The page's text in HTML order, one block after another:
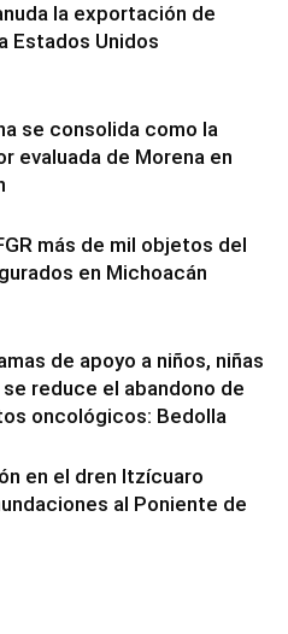
la exportación de
Estados Unidos
se consolida como la
evaluada de Morena en
más de mil objetos del
en Michoacán
de apoyo a niños, niñas
reduce el abandono de
oncológicos: Bedolla
en el dren Itzícuaro
al Poniente de